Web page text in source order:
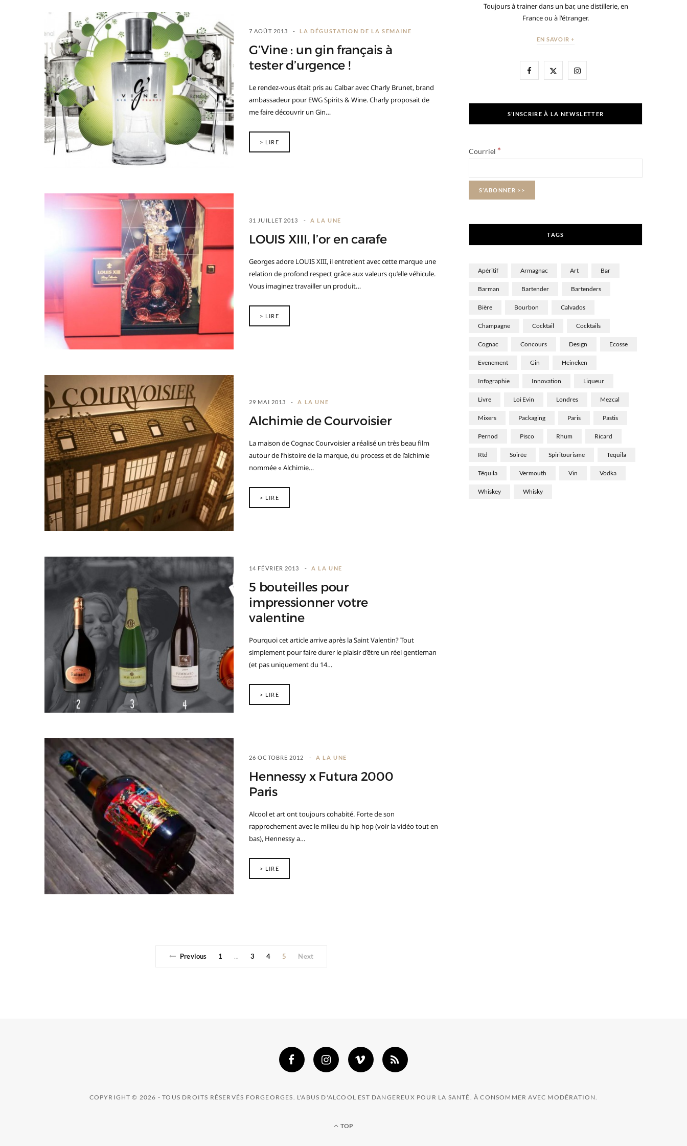
7 AOÛT 2013 LA DÉGUSTATION DE LA SEMAINE
G’Vine : un gin français à
tester d’urgence !
Le rendez-vous était pris au Calbar avec Charly Brunet, brand
ambassadeur pour EWG Spirits & Wine. Charly proposait de
me faire découvrir un Gin…
> LIRE
31 JUILLET 2013 A LA UNE
LOUIS XIII, l’or en carafe
Georges adore LOUIS XIII, il entretient avec cette marque une
relation de profond respect grâce aux valeurs qu’elle véhicule.
Vous imaginez travailler un produit…
> LIRE
29 MAI 2013 A LA UNE
Alchimie de Courvoisier
La maison de Cognac Courvoisier a réalisé un très beau film
autour de l’histoire de la marque, du process et de l’alchimie
nommée « Alchimie…
> LIRE
14 FÉVRIER 2013 A LA UNE
5 bouteilles pour
impressionner votre
valentine
Pourquoi cet article arrive après la Saint Valentin? Tout
simplement pour faire durer le plaisir d’être un réel gentleman
(et pas uniquement du 14…
> LIRE
26 OCTOBRE 2012 A LA UNE
Hennessy x Futura 2000
Paris
Alcool et art ont toujours cohabité. Forte de son
rapprochement avec le milieu du hip hop (voir la vidéo tout en
bas), Hennessy a…
> LIRE
Previous 1 … 3 4 5 Next
Toujours à trainer dans un bar, une distillerie, en
France ou à l'étranger.
EN SAVOIR +
F
e
o
k
X
w
I
t
S’INSCRIRE À LA NEWSLETTER
Courriel *
TAGS
Apéritif Armagnac Art Bar
Barman Bartender Bartenders
Bière Bourbon Calvados
Champagne Cocktail Cocktails
Cognac Concours Design Ecosse
Evenement Gin Heineken
Infographie Innovation Liqueur
Livre Loi Evin Londres Mezcal
Mixers Packaging Paris Pastis
Pernod Pisco Rhum Ricard
Rtd Soirée Spiritourisme Tequila
Téquila Vermouth Vin Vodka
Whiskey Whisky
COPYRIGHT © 2026 - TOUS DROITS RÉSERVÉS FORGEORGES. L'ABUS D'ALCOOL EST DANGEREUX POUR LA SANTÉ. À CONSOMMER AVEC MODÉRATION.
TOP